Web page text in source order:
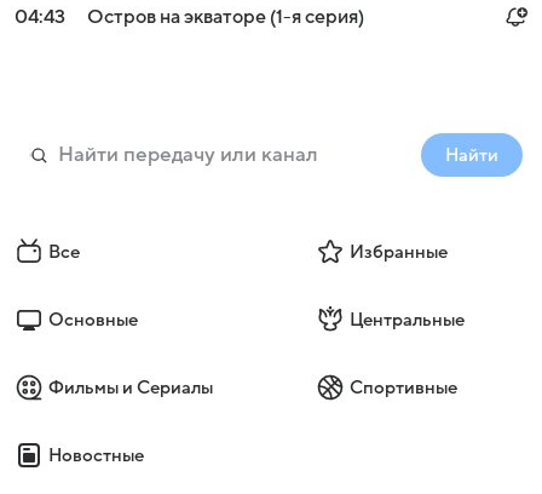
04:43
Остров на экваторе (1-я серия)
Найти
Все Избранные
Основные Центральные
Фильмы и Сериалы Спортивные
Новостные